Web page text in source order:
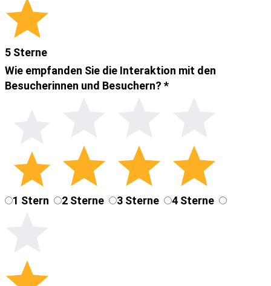
5 Sterne
Wie empfanden Sie die Interaktion mit den
Besucherinnen und Besuchern? *
1 Stern 2 Sterne 3 Sterne 4 Sterne